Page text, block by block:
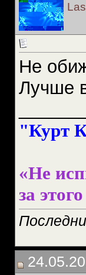
Не
Лучше
"Курт
«Не
за